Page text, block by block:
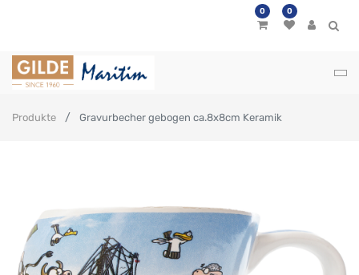
0 0
Produkte Gravurbecher gebogen ca.8x8cm Keramik